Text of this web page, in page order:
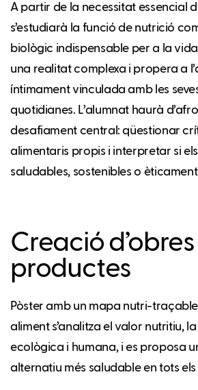
A partir de la necessitat essencial
s’estudiarà la funció de nutrició
biològic indispensable per a la
una realitat complexa i propera a
íntimament vinculada amb les
quotidianes. L’alumnat haurà
desafiament central: qüestionar
alimentaris propis i interpretar si
saludables, sostenibles o
Creació
productes
Pòster amb un mapa nutri-
aliment s’analitza el valor nutritiu,
ecològica i humana, i es proposa
alternatiu més saludable en tots els